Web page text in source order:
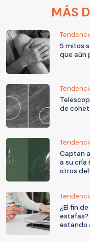
MÁS
5 mitos
que aún
de
Captan
a su
otros
¿El fin
estafas?
estando